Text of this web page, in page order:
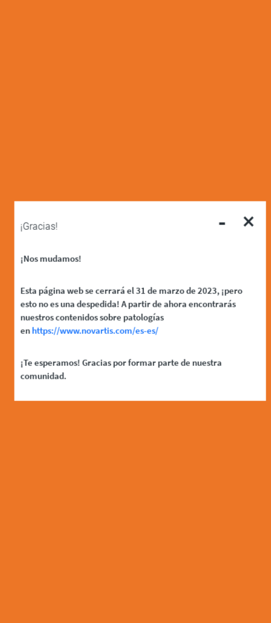
- ×
¡Gracias!
¡Nos mudamos!
Esta página web se cerrará el 31 de marzo de 2023, ¡pero
esto no es una despedida! A partir de ahora encontrarás
nuestros contenidos sobre patologías
enhttps://www.novartis.com/es-es/
¡Te esperamos! Gracias por formar parte de nuestra
comunidad.